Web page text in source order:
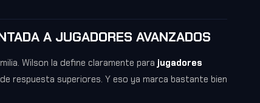
A JUGADORES AVANZADOS
Wilson la define claramente para jugadores
respuesta superiores. Y eso ya marca bastante bien